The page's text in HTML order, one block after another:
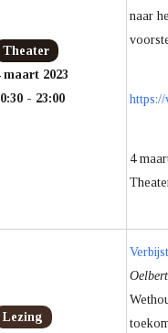
Theater
maart 2023
- 23:00
naar
4
Lezing